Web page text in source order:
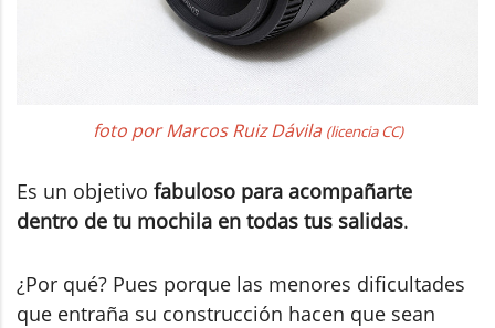
foto por Marcos Ruiz Dávila (licencia CC)
Es un objetivo fabuloso para acompañarte
dentro de tu mochila en todas tus salidas.
¿Por qué? Pues porque las menores dificultades
que entraña su construcción hacen que sean